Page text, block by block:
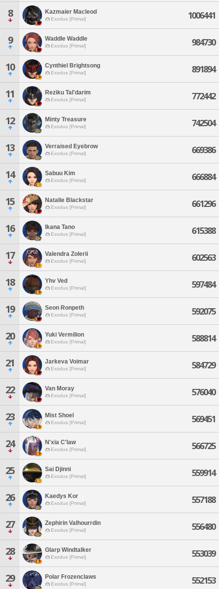
8 Kazmaier Macleod
Exodus [Primal] 1006441
9 Waddle Waddle
Exodus [Primal] 984730
10 Cynthiel Brightsong
Exodus [Primal] 891894
11 Reziku Tal'darim
Exodus [Primal] 772442
12 Minty Treasure
Exodus [Primal] 742504
13 Verraised Eyebrow
Exodus [Primal] 669386
14 Sabuu Kim
Exodus [Primal] 666884
15 Natalie Blackstar
Exodus [Primal] 661296
16 Ikana Tano
Exodus [Primal] 615388
17 Valendra Zolerii
Exodus [Primal] 602563
18 Yhv Ved
Exodus [Primal] 597484
19 Seon Ronpeth
Exodus [Primal] 592075
20 Yuki Vermilion
Exodus [Primal] 588814
21 Jarkeva Voimar
Exodus [Primal] 584729
22 Van Moray
Exodus [Primal] 576040
23 Mist Shoel
Exodus [Primal] 569451
24 N'xia C'law
Exodus [Primal] 566725
25 Sai Djinni
Exodus [Primal] 559914
26 Kaedys Kor
Exodus [Primal] 557188
27 Zephirin Valhourrdin
Exodus [Primal] 556480
28 Glarp Windtalker
Exodus [Primal] 553039
29 Polar Frozenclaws
Exodus [Primal] 552153